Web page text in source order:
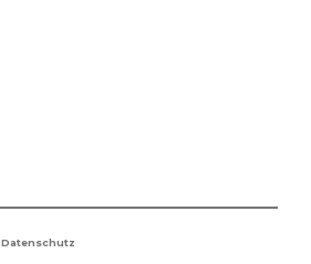
Datenschutz